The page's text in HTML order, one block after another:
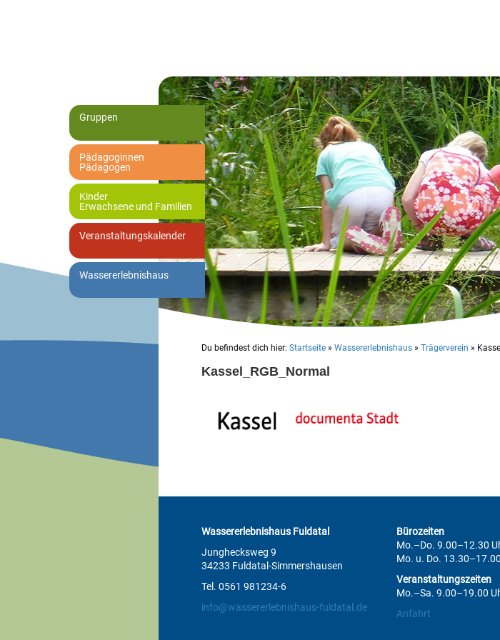
Gruppen
Pädagoginnen
Pädagogen
Kinder
Erwachsene und Familien
Veranstaltungskalender
Wassererlebnishaus
Du befindest dich hier: Startseite » Wassererlebnishaus » Trägerverein »
Kassel_RGB_Normal
Wassererlebnishaus Fuldatal
Junghecksweg 9
34233 Fuldatal-Simmershausen
Tel. 0561 981234-6
info@wassererlebnishaus-fuldatal.de
Bürozeiten
Mo.–Do. 9.00–12.30
Mo. u. Do.
Veranstaltungszeiten
Mo.–Sa. 9.00–19.00
Anfahrt